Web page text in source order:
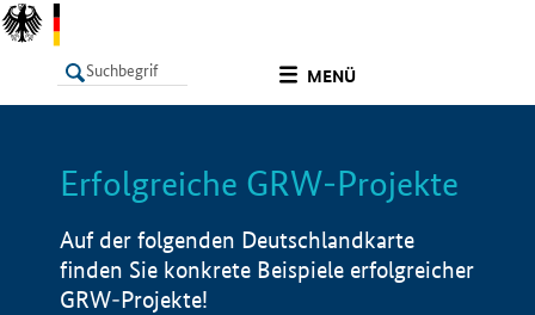
MENÜ
LISTE Info
Erfolgreiche GRW-Projekte
Auf der folgenden Deutschlandkarte
finden Sie konkrete Beispiele erfolgreicher
GRW-Projekte!